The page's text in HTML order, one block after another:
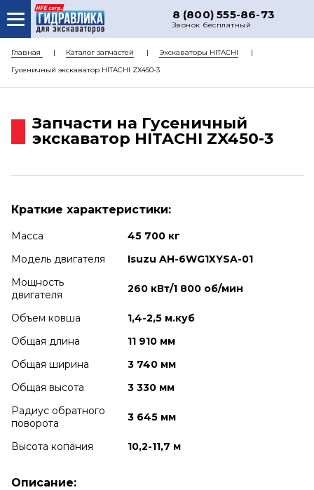
8 (800) 555-86-73
Звонок бесплатный
О НАС
КАТАЛОГ ЗАПЧАСТЕЙ
ДОСТАВКА
Главная Каталог запчастей
Экскаваторы HITACHI
Гусеничный экскаватор HITACHI ZX450-3
Запчасти на Гусеничный
экскаватор HITACHI ZX450-3
Краткие характеристики:
Масса
45 700 кг
Модель двигателя
Isuzu AH-6WG1XYSA-01
Мощность
двигателя
260 кВт/1 800 об/мин
Объем ковша
1,4-2,5 м.куб
Общая длина
11 910 мм
Общая ширина
3 740 мм
Общая высота
3 330 мм
Радиус обратного
поворота
3 645 мм
Высота копания 10,2-11,7 м
Описание: